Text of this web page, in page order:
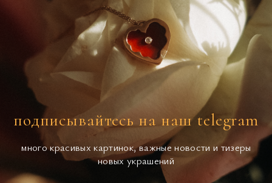
подписывайтесь на наш telegram
много красивых картинок, важные новости и тизеры
новых украшений